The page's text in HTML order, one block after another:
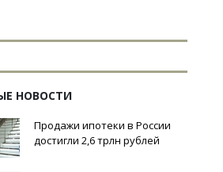
НОВОСТИ
Продажи ипотеки в России
достигли 2,6 трлн рублей